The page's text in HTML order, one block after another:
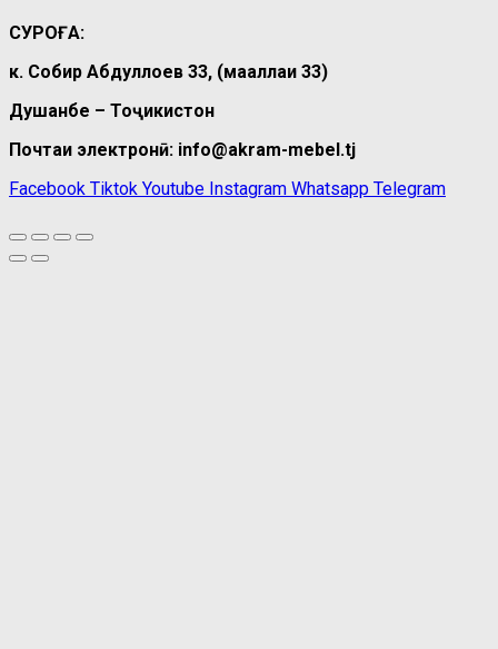
СУРОҒА:
к. Собир Абдуллоев 33, (маҳаллаи 33)
Душанбе – Тоҷикистон
Почтаи электронӣ: info@akram-mebel.tj
Facebook Tiktok Youtube Instagram Whatsapp Telegram